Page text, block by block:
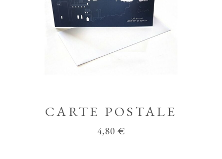
CARTE POSTALE
4,80€